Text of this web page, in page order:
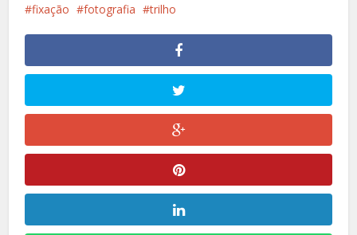
fixação
fotografia trilho